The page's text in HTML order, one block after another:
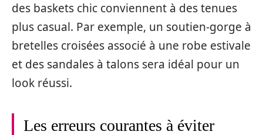
des baskets chic conviennent à des tenues
plus casual. Par exemple, un soutien-gorge à
bretelles croisées associé à une robe estivale
et des sandales à talons sera idéal pour un
look réussi.
Les erreurs courantes à éviter